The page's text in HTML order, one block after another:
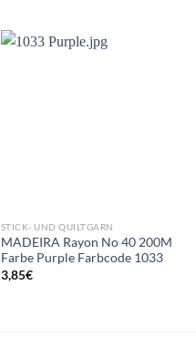
STICK- UND QUILTGARN
MADEIRA Rayon No 40 200M
Farbe Purple Farbcode 1033
3,85€